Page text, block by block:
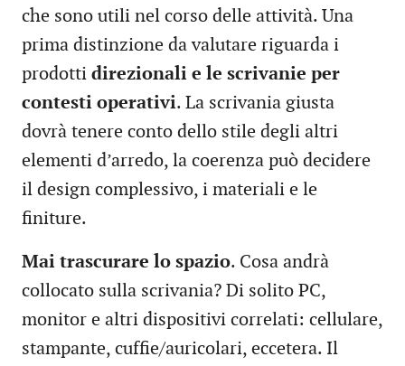
che sono utili nel corso delle attività. Una
prima distinzione da valutare riguarda i
prodotti direzionali e le scrivanie per
contesti operativi. La scrivania giusta
dovrà tenere conto dello stile degli altri
elementi d’arredo, la coerenza può decidere
il design complessivo, i materiali e le
finiture.
Mai trascurare lo spazio. Cosa andrà
collocato sulla scrivania? Di solito PC,
monitor e altri dispositivi correlati: cellulare,
stampante, cuffie/auricolari, eccetera. Il